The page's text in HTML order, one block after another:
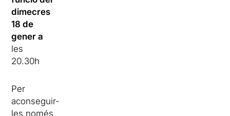
dimecres
18 de
gener a
les
20.30h
Per
aconseguir-
les només